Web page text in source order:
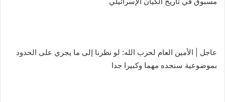
عاجل | الأمين العام لحزب الله: لو نظرنا إلى ما يجري على الحدود
بموضوعية سنجده مهما وكبيرا جدا